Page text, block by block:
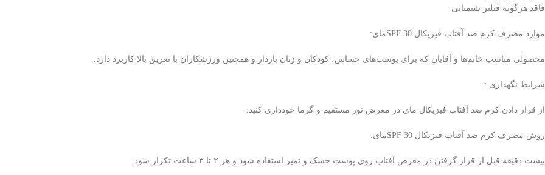
فاقد هرگونه فیلتر شیمیایی
موارد مصرف کرم ضد آفتاب فیزیکال SPF 30مای:
محصولی مناسب خانم‌­ها و آقایان که برای پوست­‌های حساس، کودکان و زنان باردار و همچنین ورزشکاران با تعریق بالا کاربرد دارد.
شرایط نگهداری :
از قرار دادن کرم ضد آفتاب فیزیکال مای در معرض نور مستقیم و گرما خودداری کنید.
روش مصرف کرم ضد آفتاب فیزیکال SPF 30مای:
بیست دقیقه قبل از قرار گرفتن در معرض آفتاب روی پوست خشک و تمیز استفاده شود و هر ۲ تا ۳ ساعت تکرار شود.